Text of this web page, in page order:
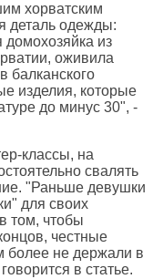
хорватским
деталь одежды:
домохозяйка из
оживила
балканского
изделия, которые
до минус 30", -
классы, на
свалять
"Раньше девушки
для своих
том, чтобы
честные
более не держали в
в статье.